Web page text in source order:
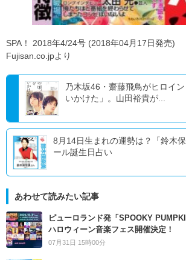
SPA！ 2018年4/24号 (2018年04月17日発売)
Fujisan.co.jpより
乃木坂46・齋藤飛鳥がヒロイ
いかけた」。山田裕貴が...
8月14日生まれの運勢は？「鈴木
ール誕生日占い
あわせて読みたい記事
ピューロランド発「SPOOKY
ハロウィーン音楽フェス開催決定！
07月31日 15時00分